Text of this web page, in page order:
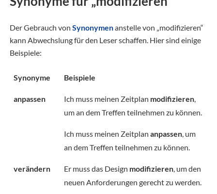
Der Gebrauch von Synonymenanstelle von „modifizieren“
kann Abwechslung für den Leser schaffen. Hier sind einige
Beispiele:
Synonyme Beispiele
anpassen Ich muss meinen Zeitplan modifizieren,
um an dem Treffen teilnehmen zu können.
Ich muss meinen Zeitplan anpassen, um
an dem Treffen teilnehmen zu können.
verändern Er muss das Design modifizieren, um den
neuen Anforderungen gerecht zu werden.